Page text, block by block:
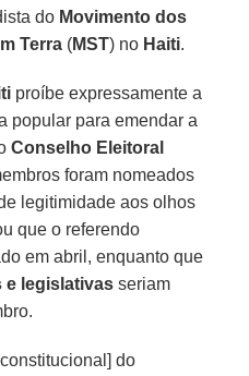
do Movimento dos
Terra (MST) no Haiti.
proíbe expressamente a
popular para emendar a
Conselho Eleitoral
foram nomeados
legitimidade aos olhos
que o referendo
em abril, enquanto que
e legislativas seriam
do